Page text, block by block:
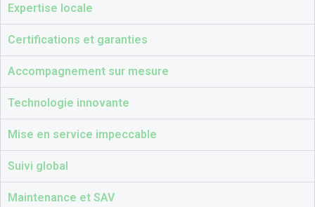
Expertise locale
Certifications et garanties
Accompagnement sur mesure
Technologie innovante
Mise en service impeccable
Suivi global
Maintenance et SAV